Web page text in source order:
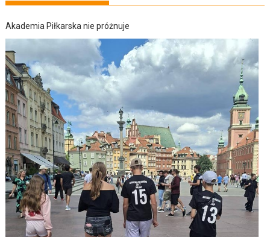
Akademia Piłkarska nie próżnuje